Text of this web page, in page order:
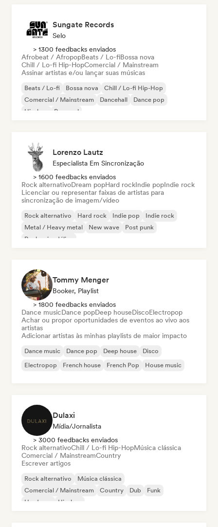
Sungate Records
Selo
> 1300 feedbacks enviados
Afrobeat / AfropopBeats / Lo-fiBossa nova
Chill / Lo-fi Hip-HopComercial / Mainstream
Assinar artistas e/ou lançar suas músicas
Beats / Lo-fi Bossa nova
Chill / Lo-fi Hip-Hop
Comercial / Mainstream
Dancehall
Dance pop
Hip-hop
Pop soul
Lorenzo Lautz
Especialista Em Sincronização
> 1600 feedbacks enviados
Rock alternativoDream popHard rockIndie popIndie rock
Licenciar ou representar faixas de artistas para
sincronização de imagem/vídeo
Rock alternativo Hard rock Indie pop
Indie rock
Metal / Heavy metal
New wave
Post punk
Rock psicodélico
Tommy Menger
Booker, Playlist
> 1800 feedbacks enviados
Dance musicDance popDeep houseDiscoElectropop
Achar ou propor oportunidades de eventos ao vivo aos
artistas
Adicionar artistas às minhas playlists de maior impacto
Dance music Dance pop Deep house
Disco
Electropop
French house French Pop House music
Dulaxi
Mídia/Jornalista
> 3000 feedbacks enviados
Rock alternativoChill / Lo-fi Hip-HopMúsica clássica
Comercial / MainstreamCountry
Escrever artigos
Rock alternativo
Música clássica
Comercial / Mainstream
Country Dub
Funk
Hardcore
Hip-hop